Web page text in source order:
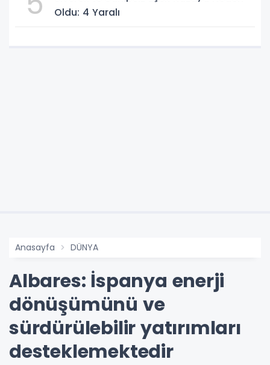
Oldu: 4 Yaralı
Anasayfa DÜNYA
Albares: İspanya enerji
dönüşümünü ve
sürdürülebilir yatırımları
desteklemektedir